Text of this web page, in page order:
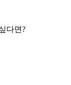
다면?